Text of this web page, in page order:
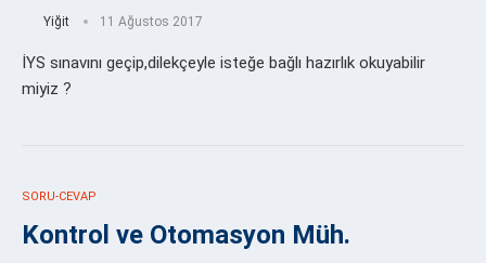
Yiğit 11 Ağustos 2017
İYS sınavını geçip,dilekçeyle isteğe bağlı hazırlık okuyabilir
miyiz ?
SORU-CEVAP
Kontrol ve Otomasyon Müh.